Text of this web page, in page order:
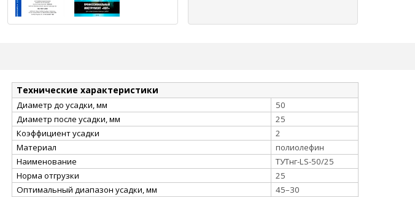
Технические характеристики
Диаметр до усадки, мм
50
Диаметр после усадки, мм
25
Коэффициент усадки
2
Материал
полиолефин
Наименование
ТУТнг-LS-50/25
Норма отгрузки
25
Оптимальный диапазон усадки, мм
45–30